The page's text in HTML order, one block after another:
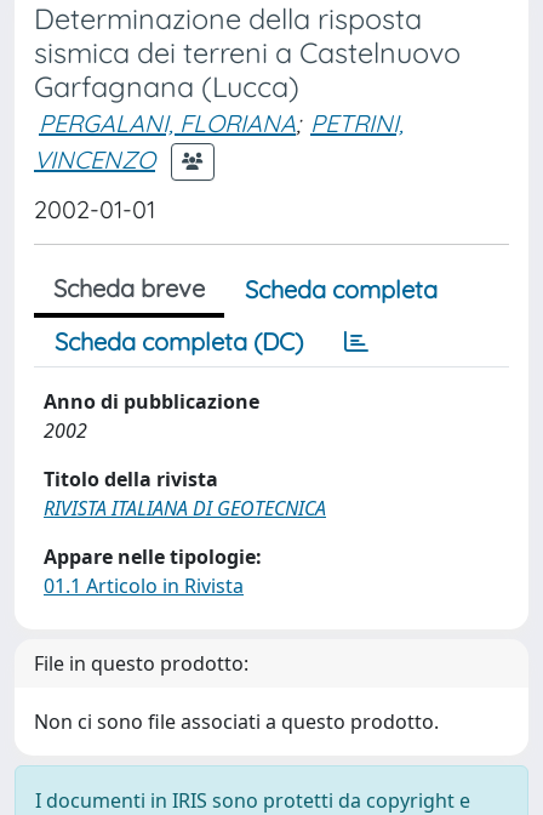
Determinazione della risposta
sismica dei terreni a Castelnuovo
Garfagnana (Lucca)
PERGALANI, FLORIANA; PETRINI,
VINCENZO
2002-01-01
Scheda breve
Scheda completa
Scheda completa (DC)
Anno di pubblicazione
2002
Titolo della rivista
RIVISTA ITALIANA DI GEOTECNICA
Appare nelle tipologie:
01.1 Articolo in Rivista
File in questo prodotto:
Non ci sono file associati a questo prodotto.
I documenti in IRIS sono protetti da copyright e